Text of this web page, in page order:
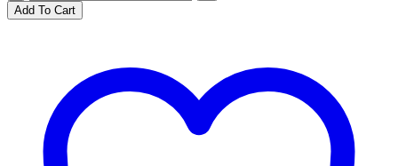
Add To Cart